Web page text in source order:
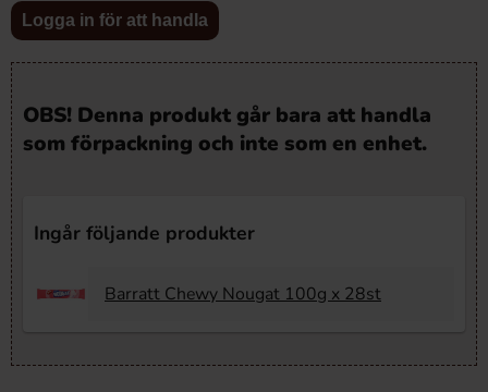
Logga in för att handla
OBS! Denna produkt går bara att handla
som förpackning och inte som en enhet.
Ingår följande produkter
Barratt Chewy Nougat 100g x 28st